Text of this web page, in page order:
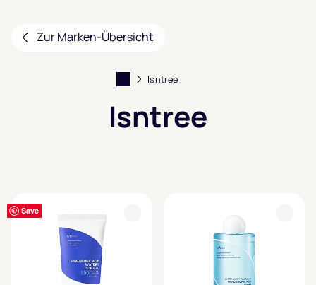
Zur Marken-Übersicht
Isntree
Isntree
Save
Save
Save
Save
Save